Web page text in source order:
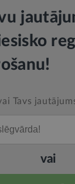
Tavs
vai